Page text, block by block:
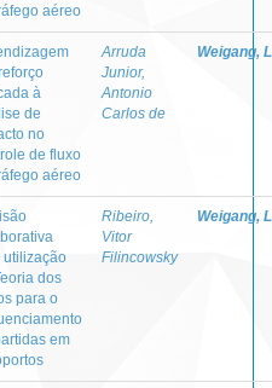
aéreo
à
de
no
de fluxo
aéreo
Arruda
Junior,
Antonio
Carlos de
Weigang,
utilização
dos
para o
em
Ribeiro,
Vitor
Filincowsky
Weigang,